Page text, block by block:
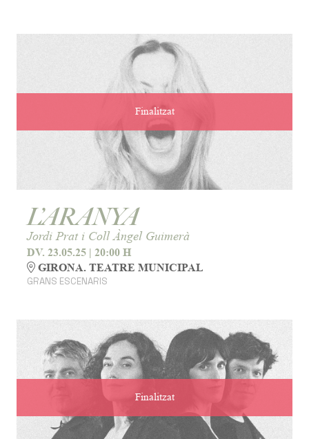
Finalitzat
L’ARANYA
Jordi Prat i Coll Àngel Guimerà
DV. 23.05.25 | 20:00 H
GIRONA. TEATRE MUNICIPAL
GRANS ESCENARIS
Finalitzat